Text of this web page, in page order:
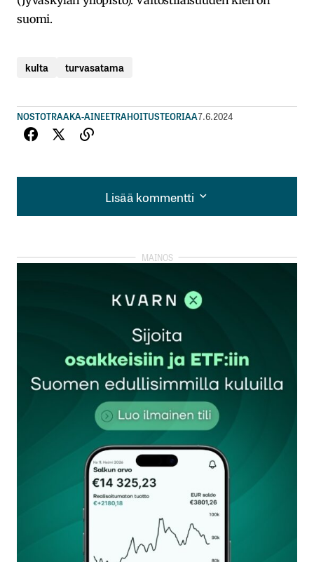
suomi.
kulta turvasatama
NOSTOTRAAKA-AINEETRAHOITUSTEORIAA7.6.2024
Lisää kommentti
Lisää kommentti
kirjautua
rekisteröityä
Sähköpostiosoitettasi ei julkaista.Pakolliset
kentät on merkitty*
Kommentti*
Nimesi tai nimimerkkisi